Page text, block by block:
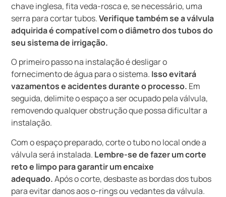
chave inglesa, fita veda-rosca e, se necessário, uma
serra para cortar tubos.Verifique também se a válvula
adquirida é compatível com o diâmetro dos tubos do
seu sistema de irrigação.
O primeiro passo na instalação é desligar o
fornecimento de água para o sistema. Isso evitará
vazamentos e acidentes durante o processo. Em
seguida, delimite o espaço a ser ocupado pela válvula,
removendo qualquer obstrução que possa dificultar a
instalação.
Com o espaço preparado, corte o tubo no local onde a
válvula será instalada. Lembre-se de fazer um corte
reto e limpo para garantir um encaixe
adequado.Após o corte, desbaste as bordas dos tubos
para evitar danos aos o-rings ou vedantes da válvula.